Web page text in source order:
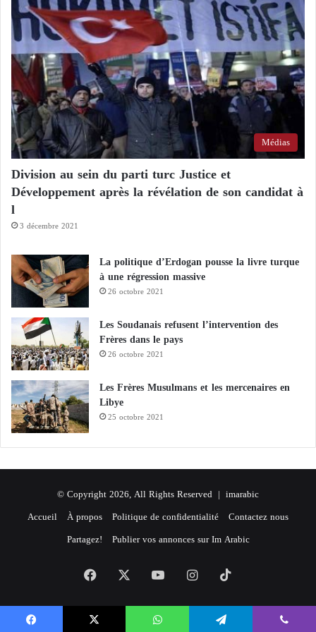
Médias
Division au sein du parti turc Justice et
Développement après la révélation de son candidat à
l
3 décembre 2021
La politique d’Erdogan pousse la livre turque
à une régression massive
26 octobre 2021
Les Soudanais refusent l’intervention des
Frères dans le pays
26 octobre 2021
Les Frères Musulmans et les mercenaires en
Libye
25 octobre 2021
© Copyright 2026, All Rights Reserved | imarabic
Accueil À propos Politique de confidentialité Contactez nous
Partagez! Publier vos annonces sur Im Arabic
Facebook YouTubeInstagram